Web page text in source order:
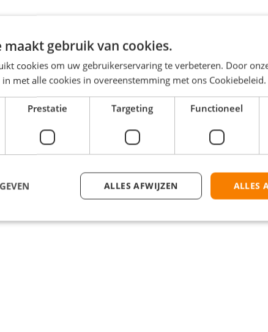
Samen met jouw collega bezorg je keukens of badkamers
er! Jij zet alle onderdelen op de juiste plek in huis. Dat zorgt ook
keukens of badkamers bij onze klanten door heel
en garanties Wil je nog makkelijker kennis met ons
Je bent van harte welkom, zelfs zonder cv! Afspelen Wat
in de avonden en weekenden alle tijd, omdat je overdag en
bijrijder naar blije rijder! Ook krijg je: Een aantrekkelijk
na het behalen van je C-rijbewijs volgens schaal D: €
zowel richting een leidinggevende rol als een
maakt gebruik van cookies.
cookies om uw gebruikerservaring te verbeteren. Door
met alle cookies in overeenstemming met ons Cookiebeleid.
Prestatie Targeting Functioneel
ALLES
ALLES AFWIJZEN